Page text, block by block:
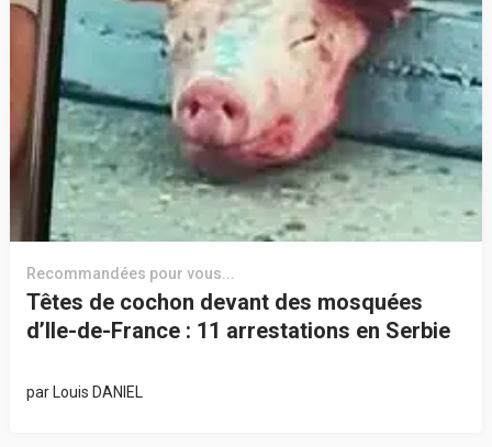
Recommandées pour vous...
Têtes de cochon devant des mosquées
d’Ile-de-France : 11 arrestations en Serbie
par Louis DANIEL